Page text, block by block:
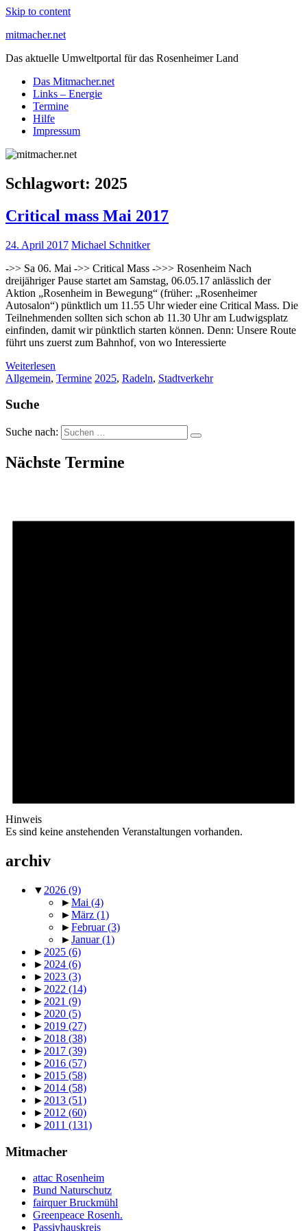
Skip to content
mitmacher.net
Das aktuelle Umweltportal für das Rosenheimer Land
Das Mitmacher.net
Links – Energie
Termine
Hilfe
Impressum
Schlagwort: 2025
Critical mass Mai 2017
24. April 2017 Michael Schnitker
->> Sa 06. Mai ->> Critical Mass ->>> Rosenheim Nach
dreijähriger Pause startet am Samstag, 06.05.17 anlässlich der
Aktion „Rosenheim in Bewegung“ (früher: „Rosenheimer
Autosalon“) pünktlich um 11.55 Uhr wieder eine Critical Mass. Die
Teilnehmenden sollten sich schon ab 11.30 Uhr am Ludwigsplatz
einfinden, damit wir pünktlich starten können. Denn: Unsere Route
führt uns zuerst zum Bahnhof, von wo Interessierte
Weiterlesen
Allgemein, Termine 2025, Radeln, Stadtverkehr
Suche
Suche nach:
Nächste Termine
Hinweis
Es sind keine anstehenden Veranstaltungen vorhanden.
archiv
▼ 2026 (9)
►Mai (4)
►März (1)
►Februar(3)
►Januar(1)
► 2025 (6)
► 2024 (6)
► 2023 (3)
► 2022 (14)
► 2021 (9)
► 2020 (5)
► 2019 (27)
► 2018 (38)
► 2017 (39)
► 2016 (57)
► 2015 (58)
► 2014 (58)
► 2013 (51)
► 2012 (60)
► 2011 (131)
Mitmacher
attac Rosenheim
Bund Naturschutz
fairquer Bruckmühl
Greenpeace Rosenh.
Passivhauskreis